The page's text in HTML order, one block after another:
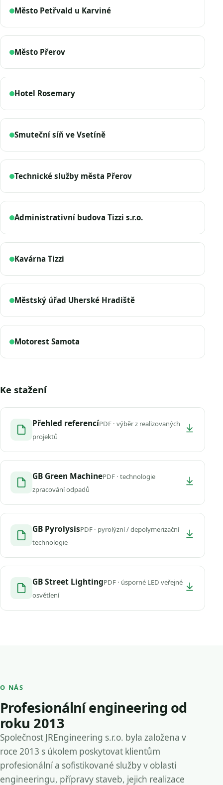
Město Petřvald u Karviné
Město Přerov
Hotel Rosemary
Smuteční síň ve Vsetíně
Technické služby města Přerov
Administrativní budova Tizzi s.r.o.
Kavárna Tizzi
Městský úřad Uherské Hradiště
Motorest Samota
Ke stažení
Přehled referencíPDF · výběr z realizovaných
projektů
GB Green MachinePDF · technologie
zpracování odpadů
GB PyrolysisPDF · pyrolýzní / depolymerizační
technologie
GB Street LightingPDF · úsporné LED veřejné
osvětlení
O NÁS
Profesionální engineering od
roku 2013
Společnost JREngineering s.r.o. byla založena v
roce 2013 s úkolem poskytovat klientům
profesionální a sofistikované služby v oblasti
engineeringu, přípravy staveb, jejich realizace